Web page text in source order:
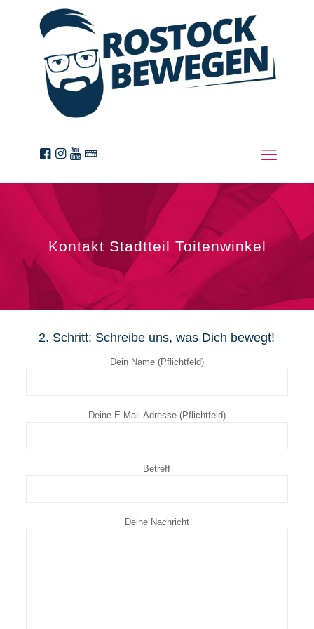
Kontakt Stadtteil Toitenwinkel
2. Schritt: Schreibe uns, was Dich bewegt!
Dein Name (Pflichtfeld)
Deine E-Mail-Adresse (Pflichtfeld)
Betreff
Deine Nachricht